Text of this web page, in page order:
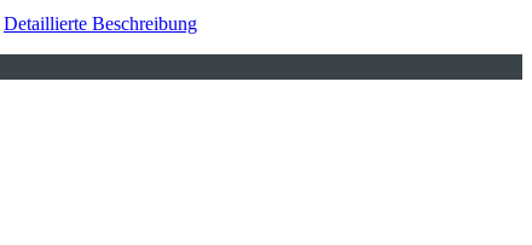
Detaillierte Beschreibung